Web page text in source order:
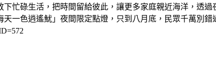
忙碌生活，把時間留給彼此，讓更多家庭親近海洋，透
一色逍遙魷」夜間限定點燈，只到八月底，民眾千萬別